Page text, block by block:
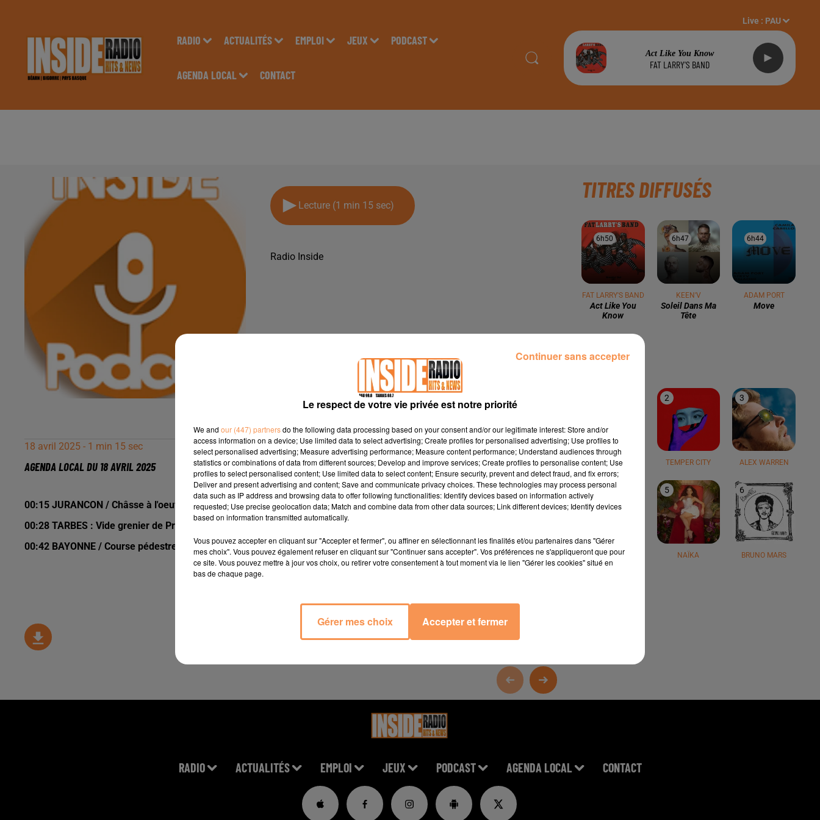
RADIO ACTUALITÉS EMPLOI JEUX PODCAST
AGENDA LOCAL CONTACT
Live : PAU
Act Like You Know
FAT LARRY'S BAND
Lecture (1 min 15 sec)
Radio Inside
18 avril 2025 - 1 min 15 sec
AGENDA LOCAL DU 18 AVRIL 2025
00:15 JURANCON / Châsse à l'oeuf saedi 19 avril de 15h à 17h30 à la Maison des associationswww.ville-jurancon.fr
00:28 TARBES : Vide grenier de Printemps dimanche 20 avril 7h à 18h au 27 rue des Forges
00:42 BAYONNE / Course pédestre Odysséa dimanche 20 avril de 08h à 14hwww.bayonne.fr
TITRES DIFFUSÉS
6h50
6h50
FAT LARRY'S BAND
Act Like You
Know
6h47
6h47
KEEN'V
Soleil Dans Ma
Tête
6h44
6h44
ADAM PORT
Move
LE TOP
TEDDY SWIMS
2
TEMPER CITY
3
ALEX WARREN
4
JÉRÉMY FREROT
5
NAÏKA
6
BRUNO MARS
RADIO ACTUALITÉS EMPLOI JEUX PODCAST AGENDA LOCAL CONTACT
Le respect de votre vie privée est notre priorité
We and our (447) partnersdo the following data processing based on your consent and/or our legitimate interest: Store and/or
access information on a device; Use limited data to select advertising; Create profiles for personalised advertising; Use profiles to
select personalised advertising; Measure advertising performance; Measure content performance; Understand audiences through
statistics or combinations of data from different sources; Develop and improve services; Create profiles to personalise content; Use
profiles to select personalised content; Use limited data to select content; Ensure security, prevent and detect fraud, and fix errors;
Deliver and present advertising and content; Save and communicate privacy choices. These technologies may process personal
data such as IP address and browsing data to offer following functionalities: Identify devices based on information actively
requested; Use precise geolocation data; Match and combine data from other data sources; Link different devices; Identify devices
based on information transmitted automatically.
Vous pouvez accepter en cliquant sur "Accepter et fermer", ou affiner en sélectionnant les finalités et/ou partenaires dans "Gérer
mes choix". Vous pouvez également refuser en cliquant sur "Continuer sans accepter". Vos préférences ne s'appliqueront que pour
ce site. Vous pouvez mettre à jour vos choix, ou retirer votre consentement à tout moment via le lien "Gérer les cookies" situé en
bas de chaque page.
Gérer mes choix Accepter et fermer
Continuer sans accepter